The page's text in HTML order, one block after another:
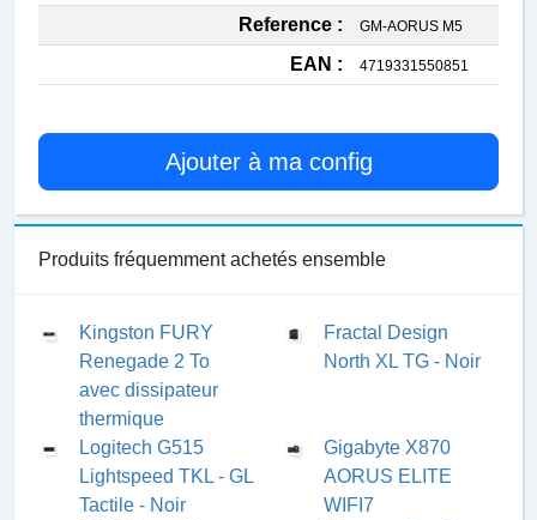
Reference :
GM-AORUS M5
EAN : 4719331550851
Ajouter à ma config
Produits fréquemment achetés ensemble
Kingston FURY
Renegade 2 To
avec dissipateur
thermique
Fractal Design
North XL TG - Noir
Logitech G515
Lightspeed TKL - GL
Tactile - Noir
Gigabyte X870
AORUS ELITE
WIFI7